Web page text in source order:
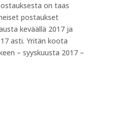
on taas
postaukset
keväällä 2017 ja
asti. Yritän koota
– syyskuusta 2017 –